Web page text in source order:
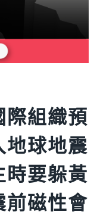
際組織預
地球地震
時要躲黃
前磁性會